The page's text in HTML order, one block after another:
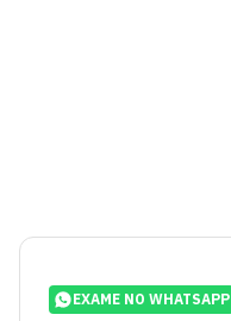
EXAME NO WHATSAPP